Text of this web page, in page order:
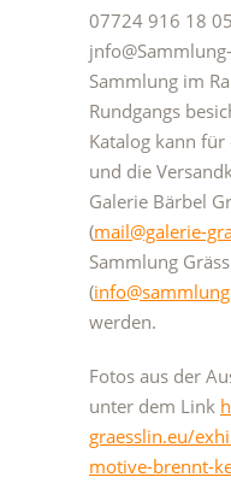
07724 916 18
Sammlung im
Rundgangs
Katalog kann
und die
Galerie Bärbel
(mail@galerie-
Sammlung
(
werden.
Fotos aus der
unter dem Link
graesslin.eu/
motive-brennt-